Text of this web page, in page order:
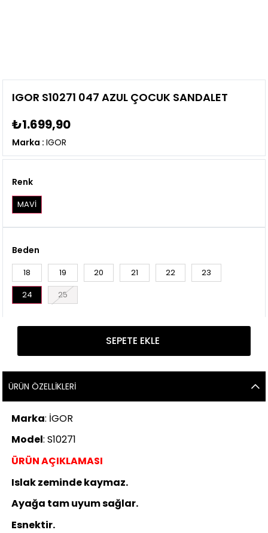
IGOR S10271 047 AZUL ÇOCUK SANDALET
₺1.699,90
Marka : IGOR
Renk
MAVİ
Beden
18 19 20 21 22
23
24
25
ÜRÜN ÖZELLIKLERI
Marka: İGOR
Model: S10271
ÜRÜN AÇIKLAMASI
Islak zeminde kaymaz.
Ayağa tam uyum sağlar.
Esnektir.